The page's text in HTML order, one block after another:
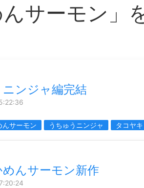
んサーモン」
ンジャ編完結
んサーモン うちゅうニンジャ タコヤキ
んサーモン新作